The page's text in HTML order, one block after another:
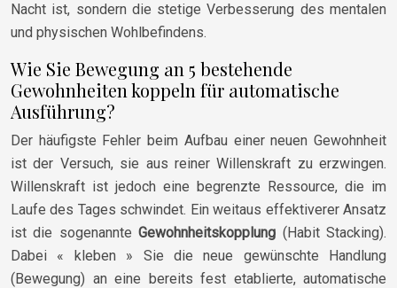
Nacht ist, sondern die stetige Verbesserung des mentalen
und physischen Wohlbefindens.
Wie Sie Bewegung an 5 bestehende
Gewohnheiten koppeln für automatische
Ausführung?
Der häufigste Fehler beim Aufbau einer neuen Gewohnheit
ist der Versuch, sie aus reiner Willenskraft zu erzwingen.
Willenskraft ist jedoch eine begrenzte Ressource, die im
Laufe des Tages schwindet. Ein weitaus effektiverer Ansatz
ist die sogenannteGewohnheitskopplung (Habit Stacking).
Dabei « kleben » Sie die neue gewünschte Handlung
(Bewegung) an eine bereits fest etablierte, automatische